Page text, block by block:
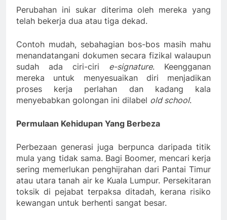
Perubahan ini sukar diterima oleh mereka yang
telah bekerja dua atau tiga dekad.
Contoh mudah, sebahagian bos-bos masih mahu
menandatangani dokumen secara fizikal walaupun
sudah ada ciri-ciri e-signature. Keengganan
mereka untuk menyesuaikan diri menjadikan
proses kerja perlahan dan kadang kala
menyebabkan golongan ini dilabel old school.
Permulaan Kehidupan Yang Berbeza
Perbezaan generasi juga berpunca daripada titik
mula yang tidak sama. Bagi Boomer, mencari kerja
sering memerlukan penghijrahan dari Pantai Timur
atau utara tanah air ke Kuala Lumpur. Persekitaran
toksik di pejabat terpaksa ditadah, kerana risiko
kewangan untuk berhenti sangat besar.